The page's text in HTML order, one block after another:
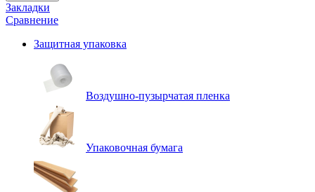
Закладки
Сравнение
Защитная упаковка
Воздушно-пузырчатая пленка
Упаковочная бумага